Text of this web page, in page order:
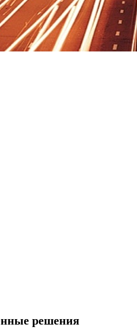
решения